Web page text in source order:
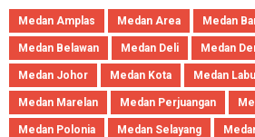
Medan Amplas Medan Area Medan
Medan Belawan Medan Deli Medan
Medan Johor Medan Kota Medan
Medan Marelan Medan Perjuangan
Medan Polonia Medan Selayang